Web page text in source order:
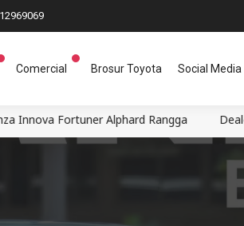
Comercial Brosur Toyota Social Media
Rangga Dealer Mobil Toyota